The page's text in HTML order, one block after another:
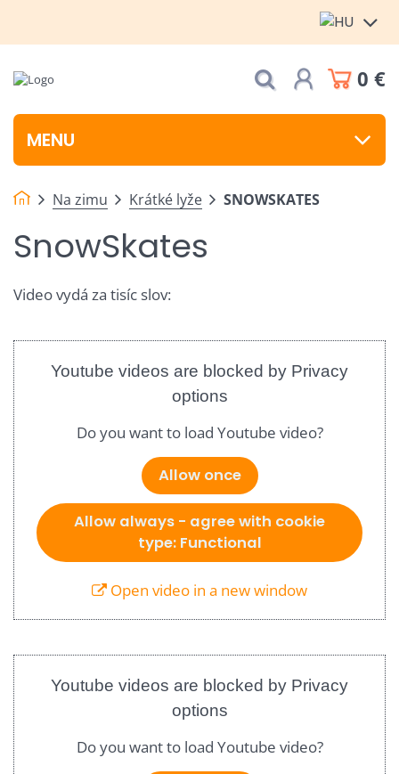
0 €
MENU
Na zimu Krátké lyže SNOWSKATES
SnowSkates
Video vydá za tisíc slov:
Youtube videos are blocked by Privacy
options
Do you want to load Youtube video?
Allow once
Allow always - agree with cookie
type: Functional
Open video in a new window
Youtube videos are blocked by Privacy
options
Do you want to load Youtube video?